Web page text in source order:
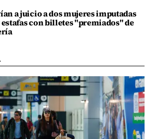
a juicio a dos mujeres imputadas
con billetes "premiados" de